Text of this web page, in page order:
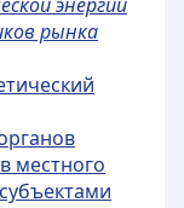
рынка
местного